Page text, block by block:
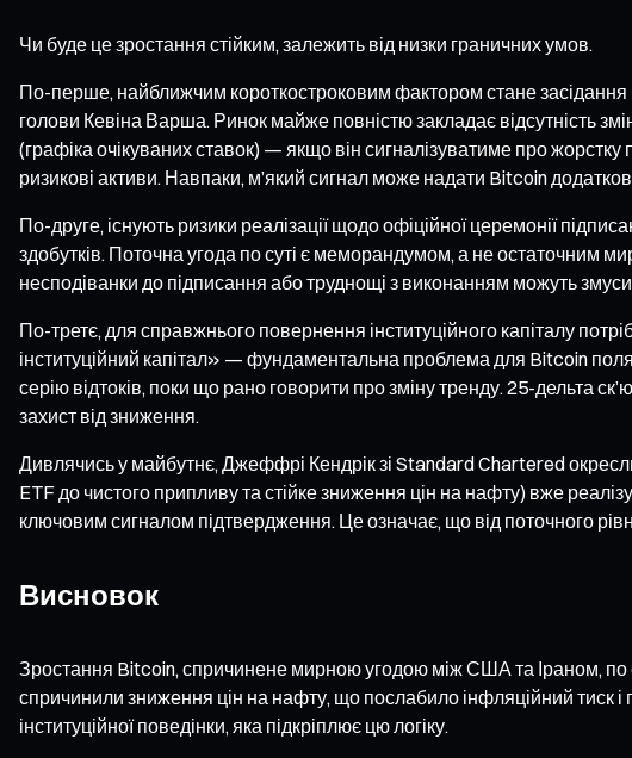
Чи буде це зростання стійким, залежить від низки граничних умов.
По-перше, найближчим короткостроковим фактором стане
голови Кевіна Варша. Ринок майже повністю закладає відсутність
(графіка очікуваних ставок) — якщо він сигналізуватиме про
ризикові активи. Навпаки, м’який сигнал може надати Bitcoin
По-друге, існують ризики реалізації щодо офіційної церемонії
здобутків. Поточна угода по суті є меморандумом, а не остаточним
несподіванки до підписання або труднощі з виконанням можуть
По-третє, для справжнього повернення інституційного капіталу
інституційний капітал» — фундаментальна проблема для Bitcoin
серію відтоків, поки що рано говорити про зміну тренду. 25-дельта
захист від зниження.
Дивлячись у майбутнє, Джеффрі Кендрік зі Standard Chartered
ETF до чистого припливу та стійке зниження цін на нафту) вже
ключовим сигналом підтвердження. Це означає, що від поточного
Висновок
Зростання Bitcoin, спричинене мирною угодою між США та Іраном, по
спричинили зниження цін на нафту, що послабило інфляційний тиск
інституційної поведінки, яка підкріплює цю логіку.